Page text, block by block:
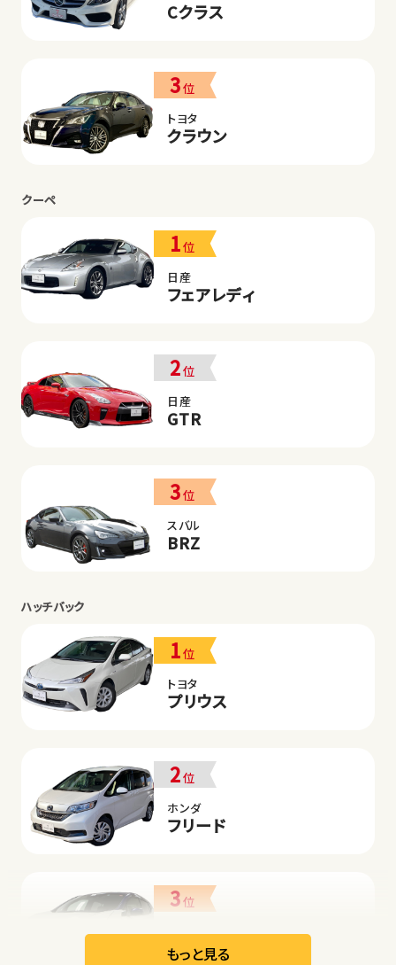
Cクラス
3位
トヨタ
クラウン
クーペ
1位
日産
フェアレディ
2位
日産
GTR
3位
スバル
BRZ
ハッチバック
1位
トヨタ
プリウス
2位
ホンダ
フリード
3位
日産
リーフ
もっと見る